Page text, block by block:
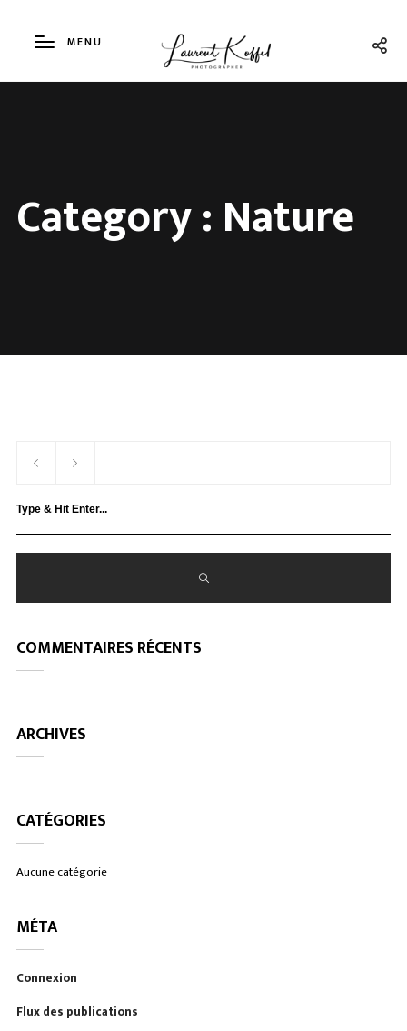
MENU
Category : Nature
COMMENTAIRES RÉCENTS
ARCHIVES
CATÉGORIES
Aucune catégorie
MÉTA
Connexion
Flux des publications